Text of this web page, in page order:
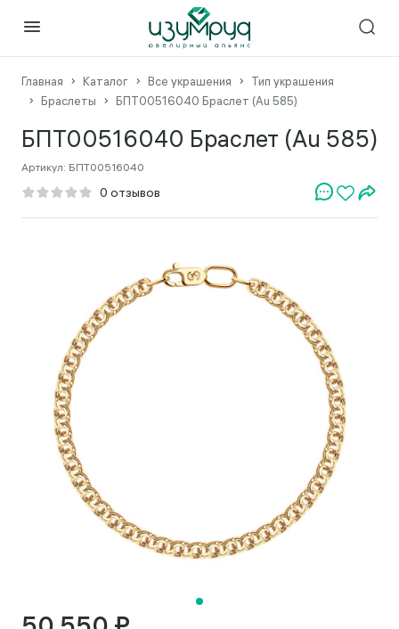
Главная Каталог Все украшения
Тип украшения
Браслеты
БПТ00516040 Браслет (Au 585)
БПТ00516040 Браслет (Au 585)
Артикул: БПТ00516040